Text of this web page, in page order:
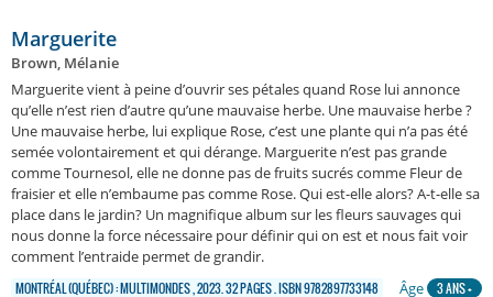
Marguerite
Brown, Mélanie
Marguerite vient à peine d’ouvrir ses pétales quand Rose lui annonce
qu’elle n’est rien d’autre qu’une mauvaise herbe. Une mauvaise herbe ?
Une mauvaise herbe, lui explique Rose, c’est une plante qui n’a pas été
semée volontairement et qui dérange. Marguerite n’est pas grande
comme Tournesol, elle ne donne pas de fruits sucrés comme Fleur de
fraisier et elle n’embaume pas comme Rose. Qui est-elle alors? A-t-elle sa
place dans le jardin? Un magnifique album sur les fleurs sauvages qui
nous donne la force nécessaire pour définir qui on est et nous fait voir
comment l’entraide permet de grandir.
MONTRÉAL (QUÉBEC) : MULTIMONDES , 2023. 32 PAGES . ISBN 9782897733148 Âge 3 ANS +